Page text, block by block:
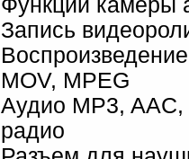
Запись
MOV, MPEG
Аудио MP3,
радио